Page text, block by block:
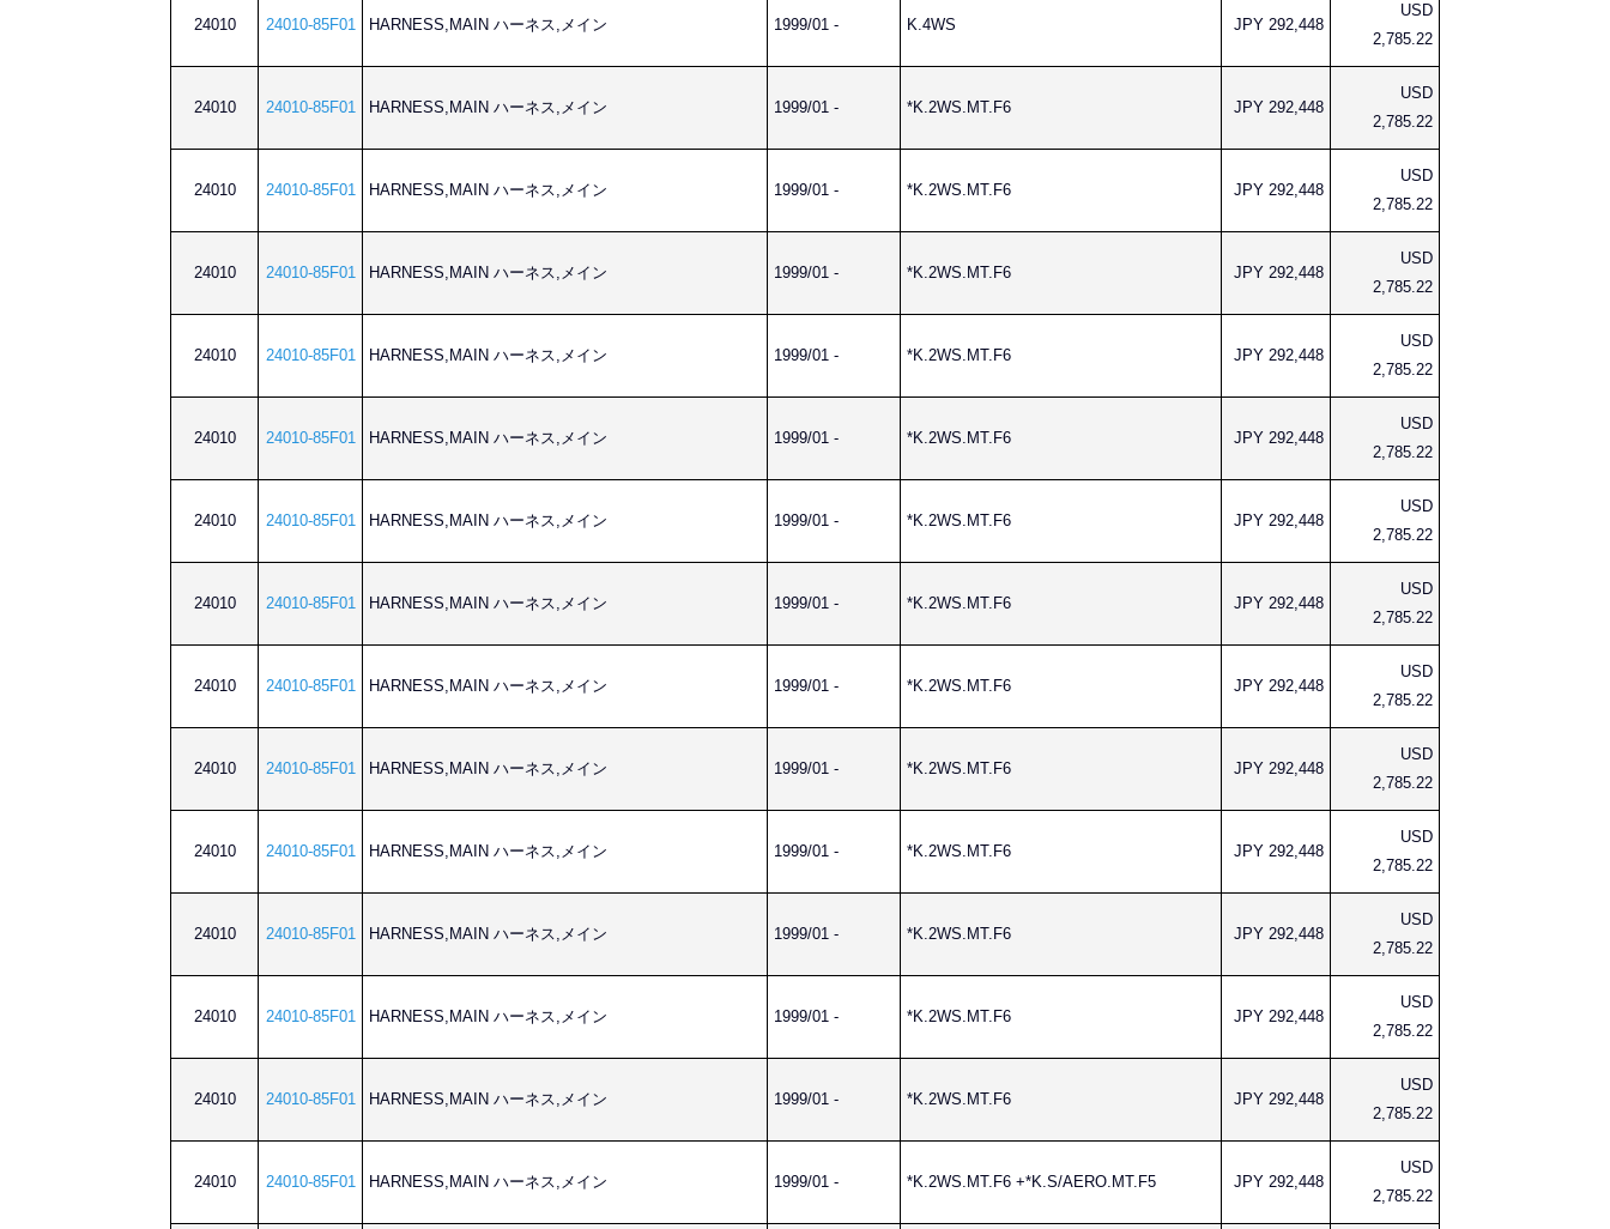
24010 24010-85F01 HARNESS,MAIN ハーネス,メイン 1999/01 - K.4WS JPY 292,448
USD
2,785.22
24010 24010-85F01 HARNESS,MAIN ハーネス,メイン 1999/01 - *K.2WS.MT.F6 JPY 292,448
USD
2,785.22
24010 24010-85F01 HARNESS,MAIN ハーネス,メイン 1999/01 - *K.2WS.MT.F6 JPY 292,448
USD
2,785.22
24010 24010-85F01 HARNESS,MAIN ハーネス,メイン 1999/01 - *K.2WS.MT.F6 JPY 292,448
USD
2,785.22
24010 24010-85F01 HARNESS,MAIN ハーネス,メイン 1999/01 - *K.2WS.MT.F6 JPY 292,448
USD
2,785.22
24010 24010-85F01 HARNESS,MAIN ハーネス,メイン 1999/01 - *K.2WS.MT.F6 JPY 292,448
USD
2,785.22
24010 24010-85F01 HARNESS,MAIN ハーネス,メイン 1999/01 - *K.2WS.MT.F6 JPY 292,448
USD
2,785.22
24010 24010-85F01 HARNESS,MAIN ハーネス,メイン 1999/01 - *K.2WS.MT.F6 JPY 292,448
USD
2,785.22
24010 24010-85F01 HARNESS,MAIN ハーネス,メイン 1999/01 - *K.2WS.MT.F6 JPY 292,448
USD
2,785.22
24010 24010-85F01 HARNESS,MAIN ハーネス,メイン 1999/01 - *K.2WS.MT.F6 JPY 292,448
USD
2,785.22
24010 24010-85F01 HARNESS,MAIN ハーネス,メイン 1999/01 - *K.2WS.MT.F6 JPY 292,448
USD
2,785.22
24010 24010-85F01 HARNESS,MAIN ハーネス,メイン 1999/01 - *K.2WS.MT.F6 JPY 292,448
USD
2,785.22
24010 24010-85F01 HARNESS,MAIN ハーネス,メイン 1999/01 - *K.2WS.MT.F6 JPY 292,448
USD
2,785.22
24010 24010-85F01 HARNESS,MAIN ハーネス,メイン 1999/01 - *K.2WS.MT.F6 JPY 292,448
USD
2,785.22
24010 24010-85F01 HARNESS,MAIN ハーネス,メイン 1999/01 - *K.2WS.MT.F6 +*K.S/AERO.MT.F5 JPY 292,448
USD
2,785.22